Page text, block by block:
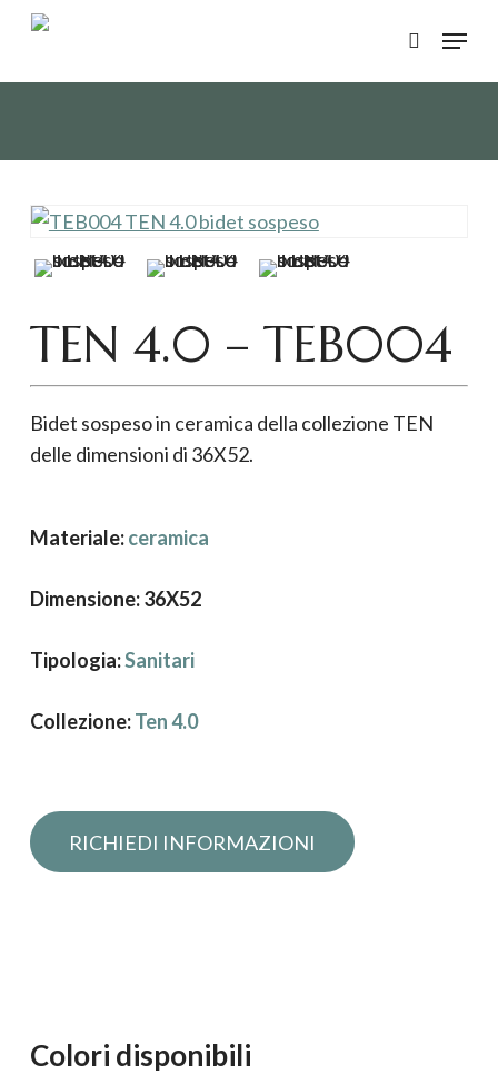
Skip
main
search
Menu
TEN 4.0 – TEB004
Bidet sospeso in ceramica della collezione TEN
delle dimensioni di 36X52.
Materiale:ceramica
Dimensione: 36X52
Tipologia:Sanitari
Collezione:Ten 4.0
Richiedi informazioni
Colori disponibili